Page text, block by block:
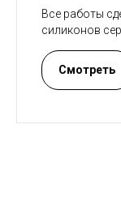
Все работы
силиконов
Смотреть